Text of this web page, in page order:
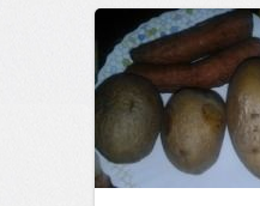
позитива!09:0111